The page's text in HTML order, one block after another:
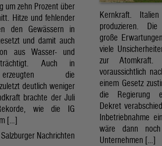
um zehn Prozent über
Hitze und fehlender
den Gewässern in
und damit auch
aus Wasser- und
Auch in
die
deutlich weniger
brachte der Juli
wie die IG
[…]
Salzburger Nachrichten
Kernkraft.
produzieren.
große
viele
zur
voraussichtlich
einem Gesetz
die Regierung
Dekret
Inbetriebnahme
wäre dann
Unternehmen […]